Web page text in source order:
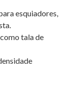
esquiadores,
tala de